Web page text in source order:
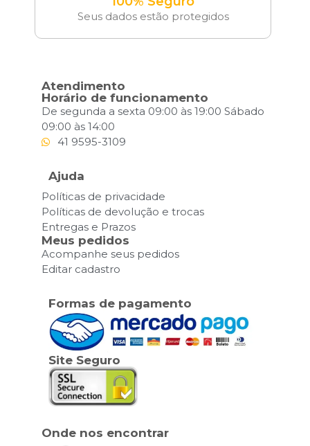
Seus dados estão protegidos
Atendimento
Horário de funcionamento
De segunda a sexta 09:00 às 19:00 Sábado
09:00 às 14:00
41 9595-3109
Ajuda
Políticas de privacidade
Políticas de devolução e trocas
Entregas e Prazos
Meus pedidos
Acompanhe seus pedidos
Editar cadastro
Formas de pagamento
Site Seguro
Onde nos encontrar